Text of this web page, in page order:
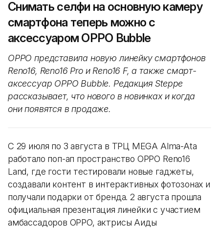
Снимать селфи на основную камеру
смартфона теперь можно с
аксессуаром OPPO Bubble
OPPO представила новую линейку смартфонов
Reno16, Reno16 Pro и Reno16 F, а также смарт-
аксессуар OPPO Bubble. Редакция Steppe
рассказывает, что нового в новинках и когда
они появятся в продаже.
С 29 июля по 3 августа в ТРЦ MEGA Alma-Ata
работало поп-ап пространство OPPO Reno16
Land, где гости тестировали новые гаджеты,
создавали контент в интерактивных фотозонах и
получали подарки от бренда. 2 августа прошла
официальная презентация линейки с участием
амбассадоров OPPO, актрисы Аиды